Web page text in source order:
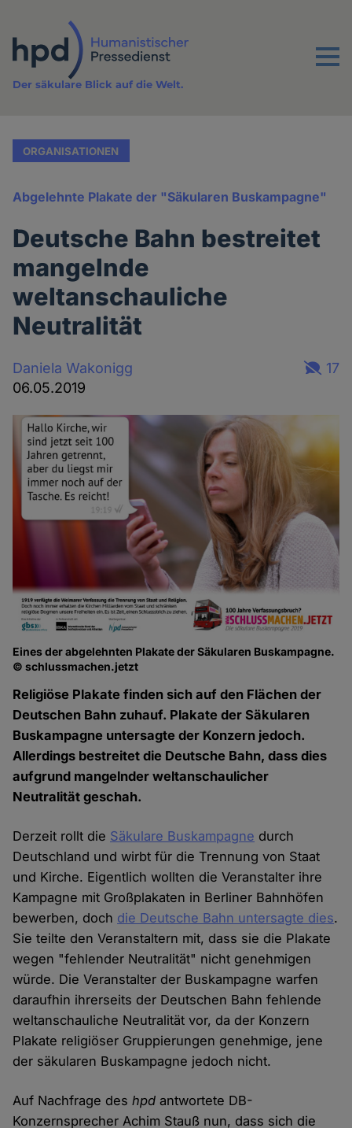
Inhalt
Menu
Der säkulare Blick auf die Welt.
ORGANISATIONEN
Abgelehnte Plakate der "Säkularen Buskampagne"
Deutsche Bahn bestreitet
mangelnde
weltanschauliche
Neutralität
Daniela Wakonigg
06.05.2019
17
Eines der abgelehnten Plakate der Säkularen Buskampagne.
© schlussmachen.jetzt
Religiöse Plakate finden sich auf den Flächen der
Deutschen Bahn zuhauf. Plakate der Säkularen
Buskampagne untersagte der Konzern jedoch.
Allerdings bestreitet die Deutsche Bahn, dass dies
aufgrund mangelnder weltanschaulicher
Neutralität geschah.
Derzeit rollt die Säkulare Buskampagne durch
Deutschland und wirbt für die Trennung von Staat
und Kirche. Eigentlich wollten die Veranstalter ihre
Kampagne mit Großplakaten in Berliner Bahnhöfen
bewerben, doch die Deutsche Bahn untersagte dies.
Sie teilte den Veranstaltern mit, dass sie die Plakate
wegen "fehlender Neutralität" nicht genehmigen
würde. Die Veranstalter der Buskampagne warfen
daraufhin ihrerseits der Deutschen Bahn fehlende
weltanschauliche Neutralität vor, da der Konzern
Plakate religiöser Gruppierungen genehmige, jene
der säkularen Buskampagne jedoch nicht.
Auf Nachfrage deshpd antwortete DB-
Konzernsprecher Achim Stauß nun, dass sich die